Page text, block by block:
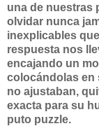
una de nuestras
olvidar nunca
inexplicables
respuesta nos
encajando un
colocándolas en
no ajustaban,
exacta para su
puto puzzle.